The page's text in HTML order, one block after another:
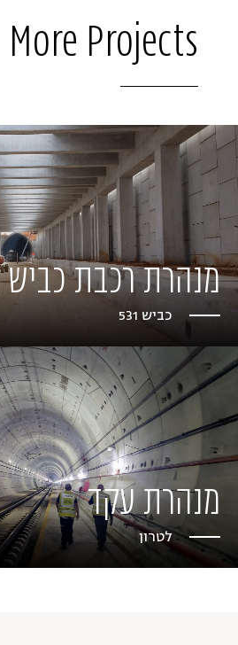
More Projects
מנהרת רכבת כביש 531
כביש 531
מנהרת עקד
לטרון